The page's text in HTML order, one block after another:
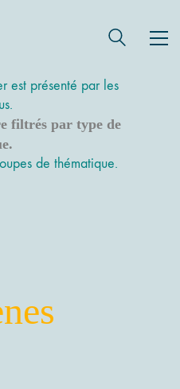
est présenté par les
filtrés par type de
de thématique.
et Paysages